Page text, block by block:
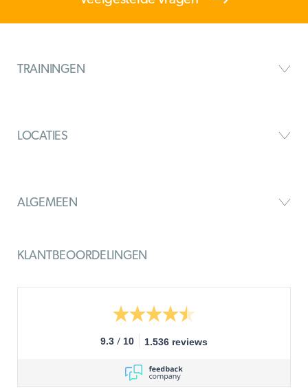
TRAININGEN
LOCATIES
ALGEMEEN
KLANTBEOORDELINGEN
9.3 / 10 1.536 reviews